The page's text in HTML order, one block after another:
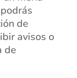
de
avisos o
de